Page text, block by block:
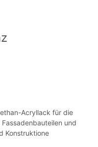
Acryllack für die
und
Konstruktione